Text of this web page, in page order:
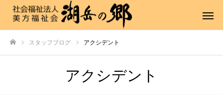
スタッフブログ アクシデント
アクシデント